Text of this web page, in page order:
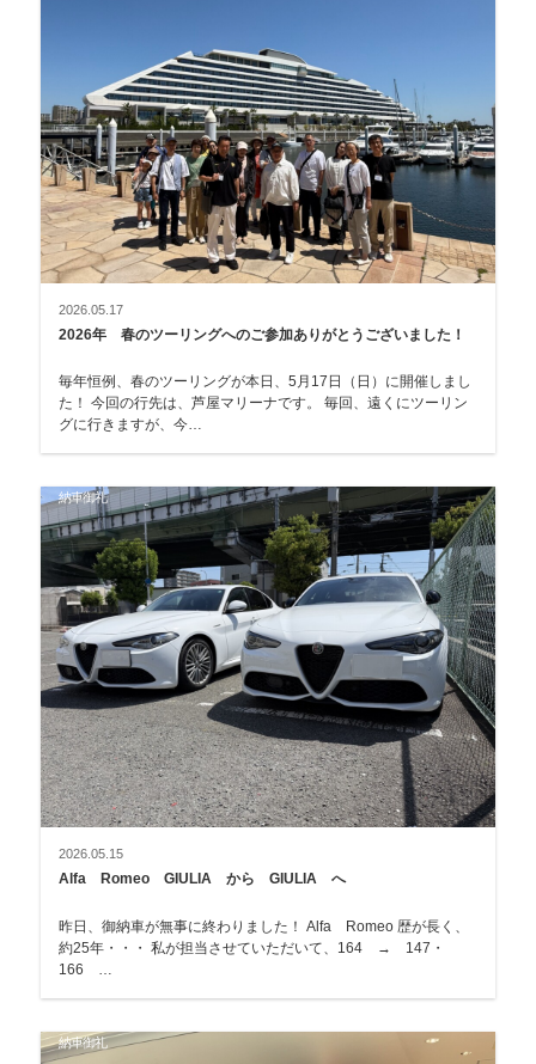
2026.05.17
2026年 春のツーリングへのご参加ありがとうございました！
毎年恒例、春のツーリングが本日、5月17日（日）に開催しまし
た！ 今回の行先は、芦屋マリーナです。 毎回、遠くにツーリン
グに行きますが、今…
納車御礼
2026.05.15
Alfa Romeo GIULIA から GIULIA へ
昨日、御納車が無事に終わりました！ Alfa Romeo 歴が長く、
約25年・・・ 私が担当させていただいて、164 → 147・
166 …
納車御礼